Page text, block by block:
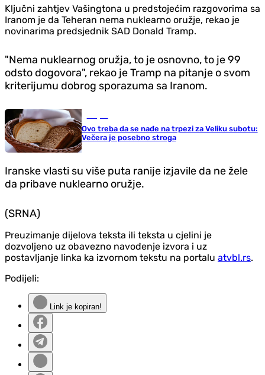
Ključni zahtjev Vašingtona u predstojećim razgovorima sa
Iranom je da Teheran nema nuklearno oružje, rekao je
novinarima predsjednik SAD Donald Tramp.
"Nema nuklearnog oružja, to je osnovno, to je 99
odsto dogovora", rekao je Tramp na pitanje o svom
kriterijumu dobrog sporazuma sa Iranom.
Ovo treba da se nađe na trpezi za Veliku subotu:
Večera je posebno stroga
Iranske vlasti su više puta ranije izjavile da ne žele
da pribave nuklearno oružje.
(SRNA)
Preuzimanje dijelova teksta ili teksta u cjelini je
dozvoljeno uz obavezno navođenje izvora i uz
postavljanje linka ka izvornom tekstu na portalu atvbl.rs.
Podijeli:
Link je kopiran!